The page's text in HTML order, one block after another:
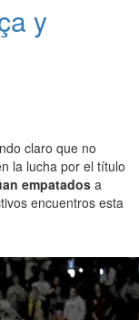
y
claro que no
la lucha por el título
empatados a
encuentros esta